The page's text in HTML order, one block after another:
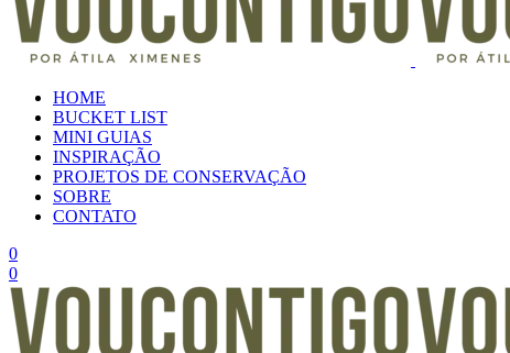
HOME
BUCKET LIST
MINI GUIAS
INSPIRAÇÃO
PROJETOS DE CONSERVAÇÃO
SOBRE
CONTATO
0
0